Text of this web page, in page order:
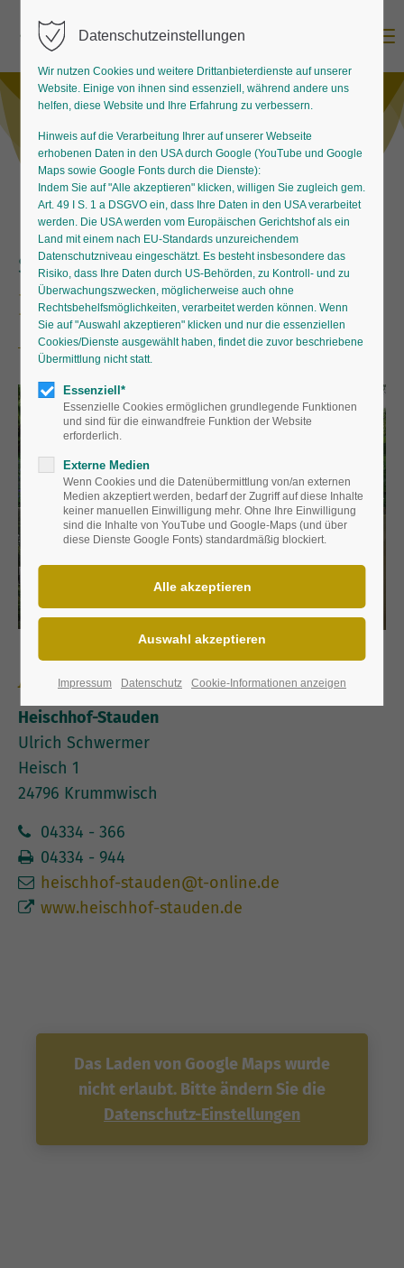
Schaugärten von Staudengärtnern
Heischhof-Stauden
Adresse:
Heischhof-Stauden
Ulrich Schwermer
Heisch 1
24796 Krummwisch
04334 - 366
04334 - 944
heischhof-stauden@t-online.de
www.heischhof-stauden.de
Das Laden von Google Maps wurde
nicht erlaubt. Bitte ändern Sie die
Datenschutz-Einstellungen
Datenschutzeinstellungen
Wir nutzen Cookies und weitere Drittanbieterdienste auf unserer
Website. Einige von ihnen sind essenziell, während andere uns
helfen, diese Website und Ihre Erfahrung zu verbessern.
Hinweis auf die Verarbeitung Ihrer auf unserer Webseite
erhobenen Daten in den USA durch Google (YouTube und Google
Maps sowie Google Fonts durch die Dienste):
Indem Sie auf "Alle akzeptieren" klicken, willigen Sie zugleich gem.
Art. 49 I S. 1 a DSGVO ein, dass Ihre Daten in den USA verarbeitet
werden. Die USA werden vom Europäischen Gerichtshof als ein
Land mit einem nach EU-Standards unzureichendem
Datenschutzniveau eingeschätzt. Es besteht insbesondere das
Risiko, dass Ihre Daten durch US-Behörden, zu Kontroll- und zu
Überwachungszwecken, möglicherweise auch ohne
Rechtsbehelfsmöglichkeiten, verarbeitet werden können. Wenn
Sie auf "Auswahl akzeptieren" klicken und nur die essenziellen
Cookies/Dienste ausgewählt haben, findet die zuvor beschriebene
Übermittlung nicht statt.
Essenziell*
Essenzielle Cookies ermöglichen grundlegende Funktionen
und sind für die einwandfreie Funktion der Website
erforderlich.
Externe Medien
Wenn Cookies und die Datenübermittlung von/an externen
Medien akzeptiert werden, bedarf der Zugriff auf diese Inhalte
keiner manuellen Einwilligung mehr. Ohne Ihre Einwilligung
sind die Inhalte von YouTube und Google-Maps (und über
diese Dienste Google Fonts) standardmäßig blockiert.
Impressum Datenschutz Cookie-Informationen anzeigen